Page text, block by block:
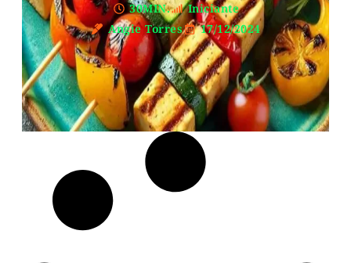
30MIN.
Iniciante
Angie Torres
17/12/2024